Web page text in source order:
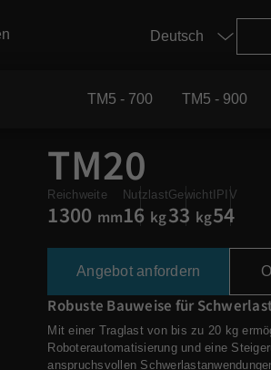
TM12
TM5 - 700 TM5 - 900
TM20
Reichweite
1300 mm
Nutzlast
16 kg
Gewicht
33 kg
IPIV
54
Angebot anfordern
Robuste Bauweise für
Mit einer Traglast von bis zu 20 kg
Roboterautomatisierung und eine
anspruchsvollen